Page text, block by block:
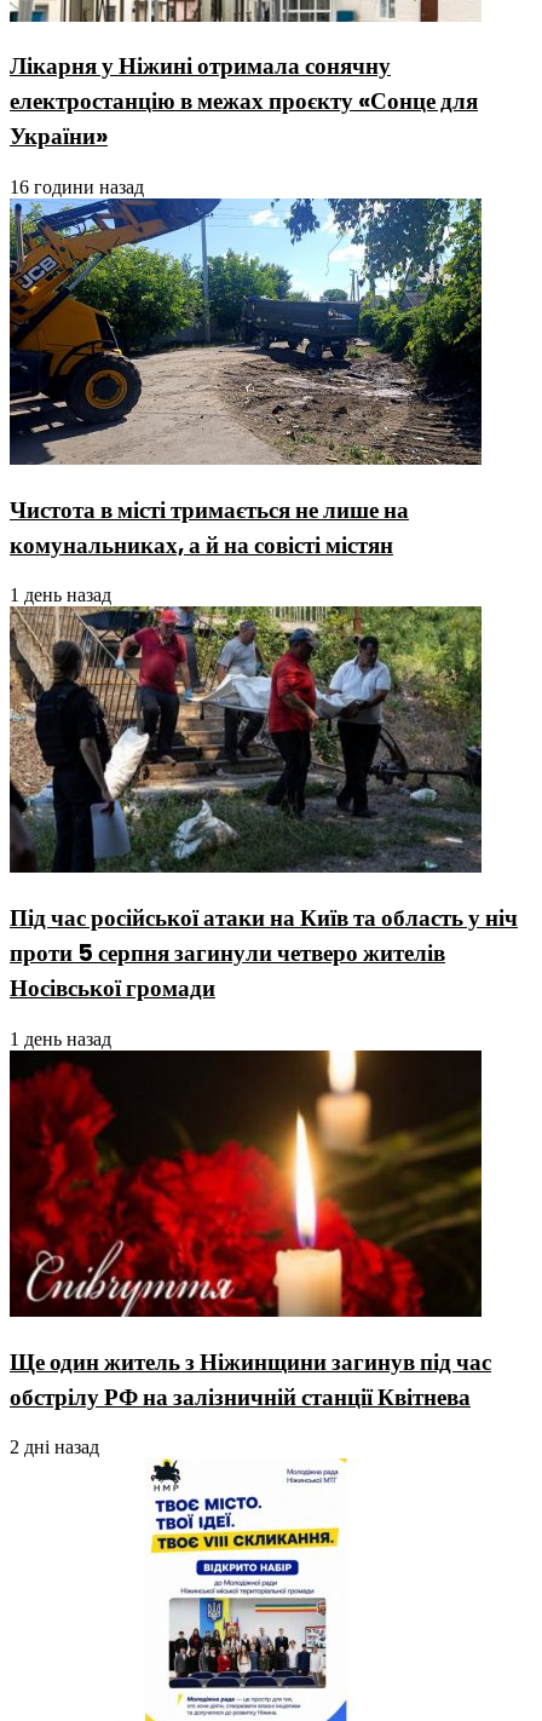
Лікарня у Ніжині отримала сонячну
електростанцію в межах проєкту «Сонце для
України»
16 години назад
Чистота в місті тримається не лише на
комунальниках, а й на совісті містян
1 день назад
Під час російської атаки на Київ та область у ніч
проти 5 серпня загинули четверо жителів
Носівської громади
1 день назад
Ще один житель з Ніжинщини загинув під час
обстрілу РФ на залізничній станції Квітнева
2 дні назад